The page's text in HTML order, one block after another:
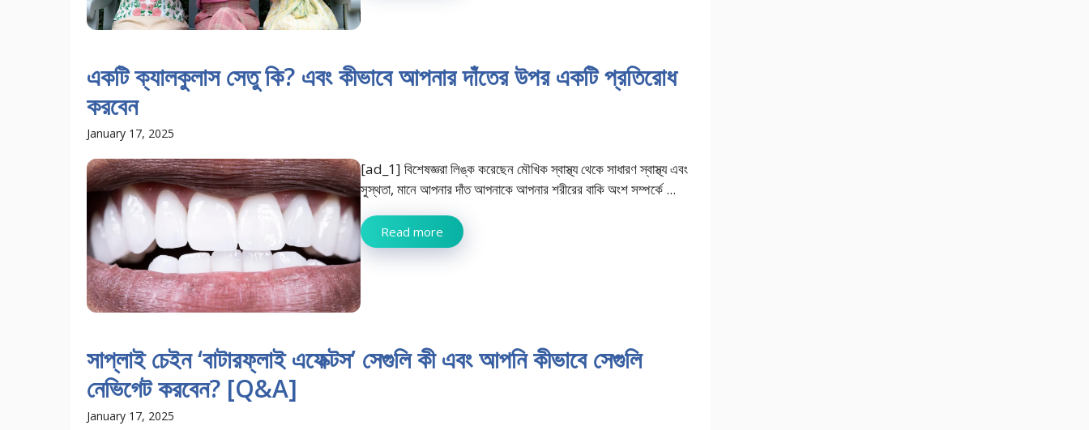
একটি ক্যালকুলাস সেতু কি? এবং কীভাবে আপনার দাঁতের উপর একটি প্রতিরোধ
করবেন
January 17, 2025
[ad_1] বিশেষজ্ঞরা লিঙ্ক করেছেন মৌখিক স্বাস্থ্য থেকে সাধারণ স্বাস্থ্য এবং
সুস্থতা, মানে আপনার দাঁত আপনাকে আপনার শরীরের বাকি অংশ সম্পর্কে ...
Read more
সাপ্লাই চেইন ‘বাটারফ্লাই এফেক্টস’ সেগুলি কী এবং আপনি কীভাবে সেগুলি
নেভিগেট করবেন? [Q&A]
January 17, 2025